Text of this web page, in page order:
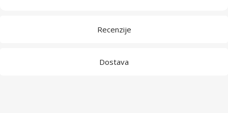
Recenzije
Dostava